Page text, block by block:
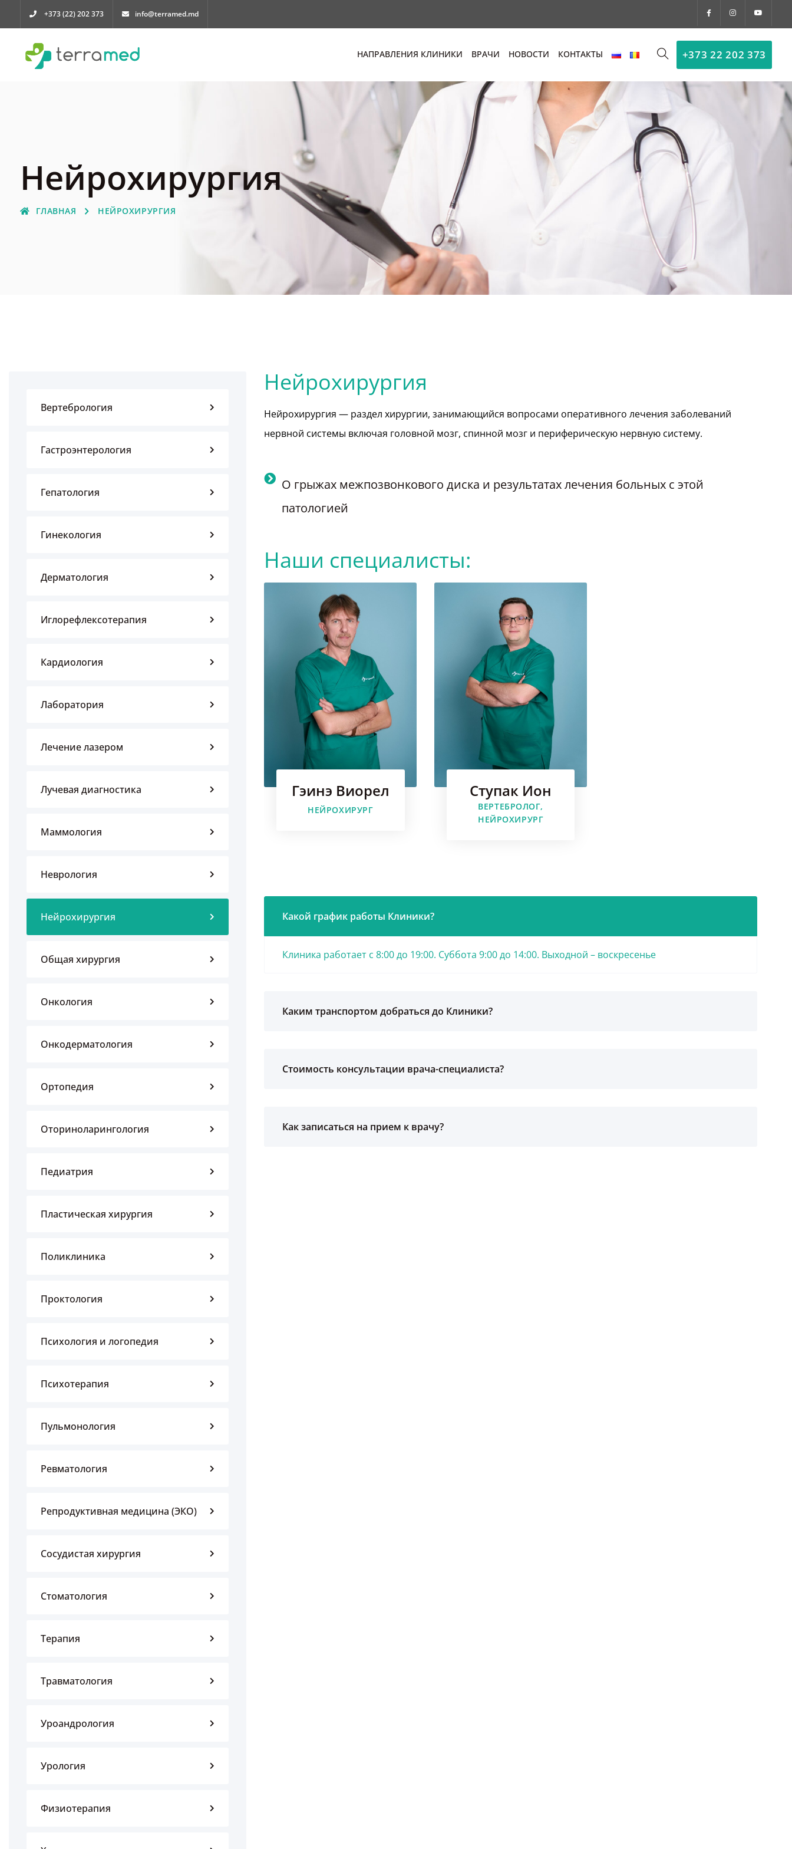
+373 (22) 202 373 info@terramed.md
НАПРАВЛЕНИЯ КЛИНИКИ ВРАЧИ НОВОСТИ КОНТАКТЫ +373 22 202 373
Нейрохирургия
ГЛАВНАЯ НЕЙРОХИРУРГИЯ
Вертебрология
Гастроэнтерология
Гепатология
Гинекология
Дерматология
Иглорефлексотерапия
Кардиология
Лаборатория
Лечение лазером
Лучевая диагностика
Маммология
Неврология
Нейрохирургия
Общая хирургия
Онкология
Онкодерматология
Ортопедия
Оториноларингология
Педиатрия
Пластическая хирургия
Поликлиника
Проктология
Психология и логопедия
Психотерапия
Пульмонология
Ревматология
Репродуктивная медицина (ЭКО)
Сосудистая хирургия
Стоматология
Терапия
Травматология
Уроандрология
Урология
Физиотерапия
Нейрохирургия
Нейрохирургия — раздел хирургии, занимающийся вопросами оперативного лечения заболеваний
нервной системы включая головной мозг, спинной мозг и периферическую нервную систему.
О грыжах межпозвонкового диска и результатах лечения больных с этой
патологией
Наши специалисты:
Гэинэ Виорел
НЕЙРОХИРУРГ
Ступак Ион
ВЕРТЕБРОЛОГ,
НЕЙРОХИРУРГ
Какой график работы Клиники?
Клиника работает с 8:00 до 19:00. Суббота 9:00 до 14:00. Выходной – воскресенье
Каким транспортом добраться до Клиники?
Стоимость консультации врача-специалиста?
Как записаться на прием к врачу?